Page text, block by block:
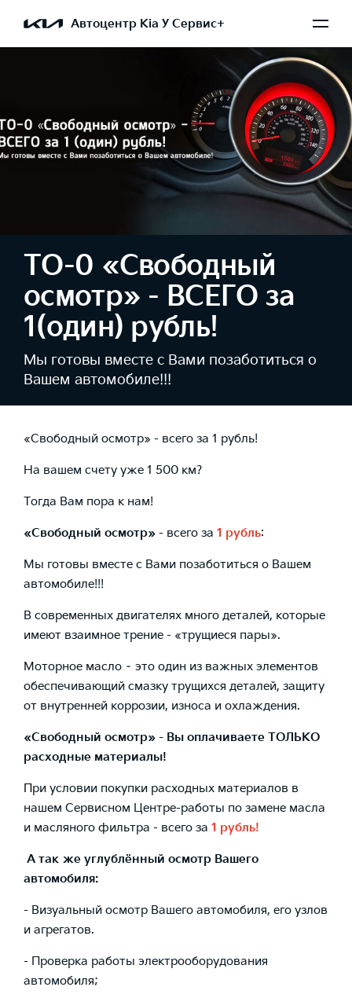
Автоцентр Kia У Сервис+
ТО-0 «Свободный
осмотр» - ВСЕГО за
1(один) рубль!
Мы готовы вместе с Вами позаботиться о
Вашем автомобиле!!!
«Свободный осмотр» - всего за 1 рубль!
На вашем счету уже 1 500 км?
Тогда Вам пора к нам!
«Свободный осмотр» - всего за 1 рубль:
Мы готовы вместе с Вами позаботиться о Вашем
автомобиле!!!
В современных двигателях много деталей, которые
имеют взаимное трение - «трущиеся пары».
Моторное масло – это один из важных элементов
обеспечивающий смазку трущихся деталей, защиту
от внутренней коррозии, износа и охлаждения.
«Свободный осмотр» - Вы оплачиваете ТОЛЬКО
расходные материалы!
При условии покупки расходных материалов в
нашем Сервисном Центре-работы по замене масла
и масляного фильтра - всего за 1 рубль!
А так же углублённый осмотр Вашего
автомобиля:
- Визуальный осмотр Вашего автомобиля, его узлов
и агрегатов.
- Проверка работы электрооборудования
автомобиля;